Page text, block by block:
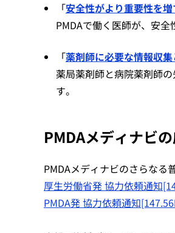
「安全性がより重要性を
PMDAで働く医師が、安全
「薬剤師に必要な情報収
薬局薬剤師と病院薬剤師
す。
PMDAメディナビ
PMDAメディナビのさらなる
厚生労働省発 協力依頼通知
PMDA発 協力依頼通知